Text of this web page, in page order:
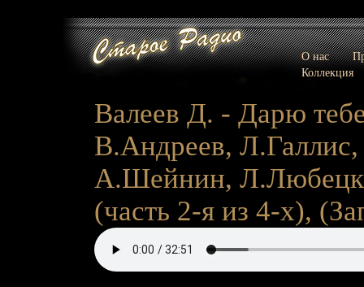
О нас
Коллекция
Валеев Д. - Дарю
В.Андреев,
А.Шейнин,
(часть 2-я из 4-х),